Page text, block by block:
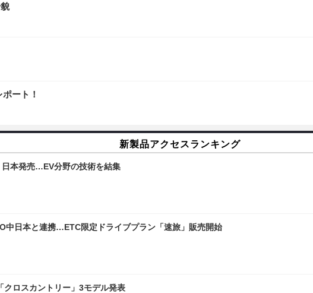
ート！
新製品アクセスランキング
本発売…EV分野の技術を結集
中日本と連携…ETC限定ドライブプラン「速旅」販売開始
クロスカントリー」3モデル発表